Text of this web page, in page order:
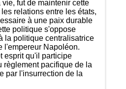
fut de maintenir cette
relations entre les états,
à une paix durable
politique s'oppose
la politique centralisatrice
l'empereur Napoléon.
esprit qu'il participe
règlement pacifique de la
par l'insurrection de la